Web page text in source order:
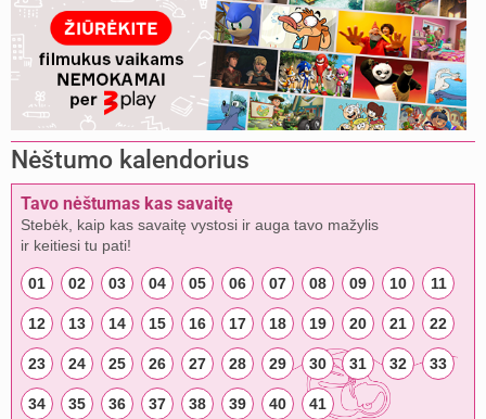
Nėštumo kalendorius
Tavo nėštumas kas savaitę
Stebėk, kaip kas savaitę vystosi ir auga tavo mažylis
ir keitiesi tu pati!
01 02 03 04 05 06 07 08 09 10 11
12 13 14 15 16 17 18 19 20 21 22
23 24 25 26 27 28 29 30 31 32 33
34 35 36 37 38 39 40 41